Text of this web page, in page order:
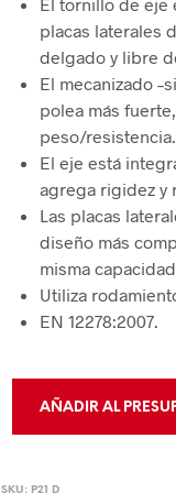
Dispositivos de
Kits y Cajas de
Delimitación de
Control de
Auto Rescate
Accesorios e
placas laterales
delgado y libre
El mecanizado
polea más
peso/resistencia.
El eje está
agrega rigidez y
Las placas
diseño más
misma
Utiliza
EN 12278:2007.
AÑADIR AL
SKU: P21 D